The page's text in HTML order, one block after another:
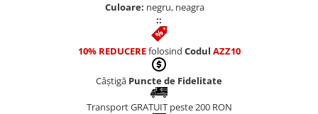
Culoare: negru, neagra
::
10% REDUCEREfolosind Codul AZZ10
Câștigă Puncte de Fidelitate
Transport GRATUIT peste 200 RON